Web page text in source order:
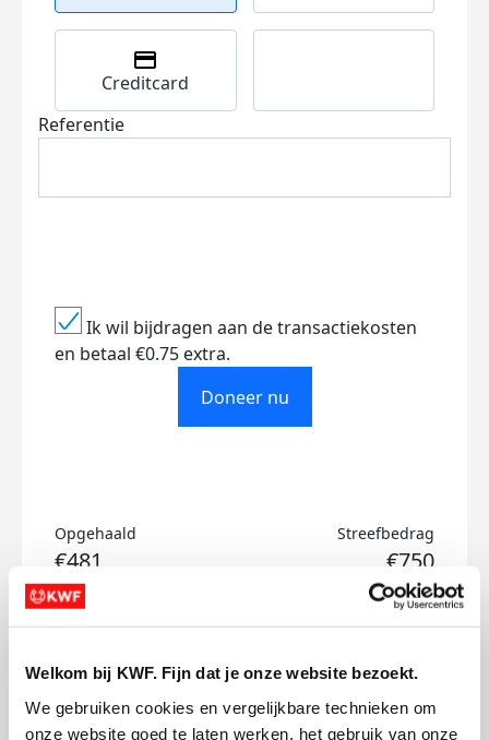
Welkom bij KWF. Fijn dat je onze website bezoekt.
We gebruiken cookies en vergelijkbare technieken om
onze website goed te laten werken, het gebruik van onze
Creditcard
Referentie
Ik wil bijdragen aan de transactiekosten
en betaal €0.75 extra.
Doneer nu
Opgehaald
€481
Streefbedrag
€750
Doneer
Zvi's badges